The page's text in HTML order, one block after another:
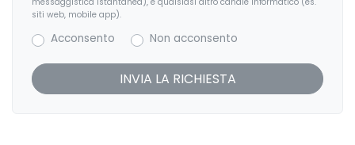
Pacchetto sicurezza
Personalizzazione colori esterni
siti web, mobile app).
Acconsento Non acconsento